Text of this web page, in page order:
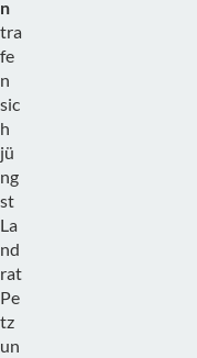
n
tra
fe
n
sic
h
jü
ng
st
La
nd
rat
Pe
tz
un